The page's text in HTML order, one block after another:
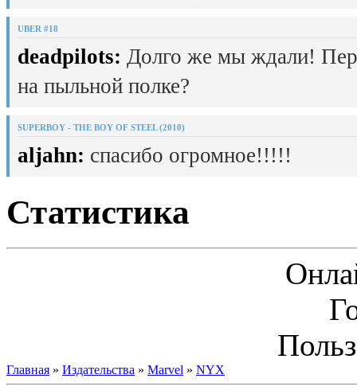
UBER #18
deadpilots: Долго же мы ждали!
на пыльной полке?
SUPERBOY - THE BOY OF STEEL (2010)
aljahn: спасибо огромное!!!!!
Статистика
Главная » Издательства » Marvel » NYX